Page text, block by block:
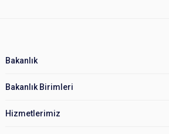
Bakanlık
Bakanlık Birimleri
Hizmetlerimiz